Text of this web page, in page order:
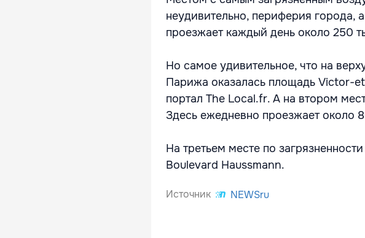
неудивительно, периферия
проезжает каждый день около 250
Но самое удивительное, что на
Парижа оказалась площадь Victor-
портал The Local.fr. А на втором
Здесь ежедневно проезжает около
На третьем месте по
Boulevard Haussmann.
Источник NEWSru